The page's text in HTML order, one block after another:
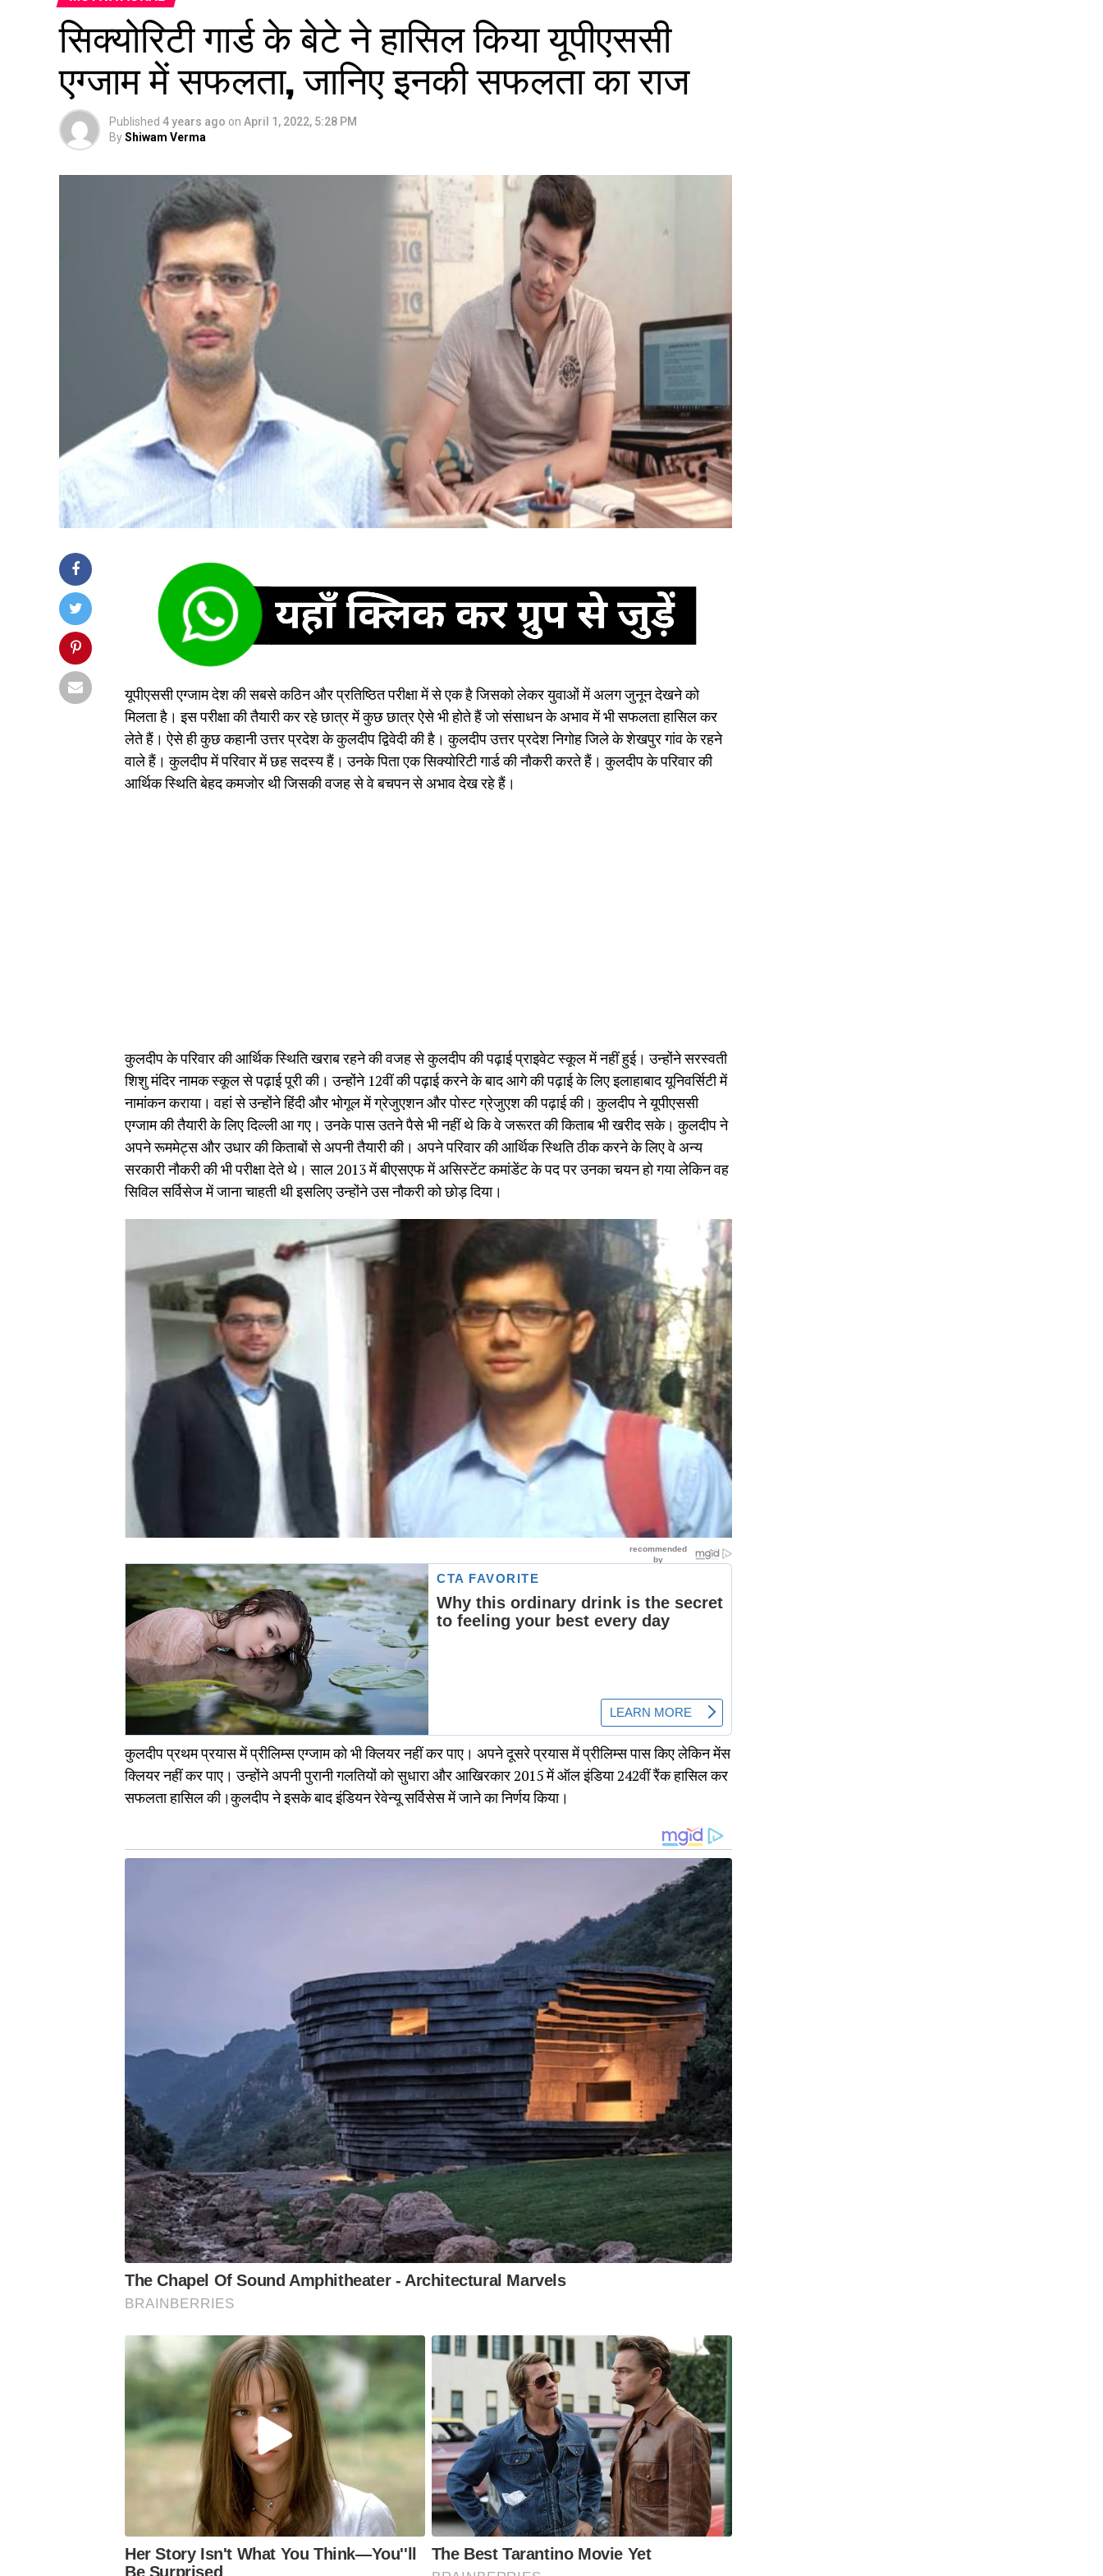
सिक्योरिटी गार्ड के बेटे ने हासिल किया यूपीएससी
एग्जाम में सफलता, जानिए इनकी सफलता का राज
Published 4 years ago on April 1, 2022, 5:28 PM
ByShiwam Verma
यूपीएससी एग्जाम देश की सबसे कठिन और प्रतिष्ठित परीक्षा में से एक है जिसको लेकर युवाओं में अलग जुनून देखने को
मिलता है। इस परीक्षा की तैयारी कर रहे छात्र में कुछ छात्र ऐसे भी होते हैं जो संसाधन के अभाव में भी सफलता हासिल कर
लेते हैं। ऐसे ही कुछ कहानी उत्तर प्रदेश के कुलदीप द्विवेदी की है। कुलदीप उत्तर प्रदेश निगोह जिले के शेखपुर गांव के रहने
वाले हैं। कुलदीप में परिवार में छह सदस्य हैं। उनके पिता एक सिक्योरिटी गार्ड की नौकरी करते हैं। कुलदीप के परिवार की
आर्थिक स्थिति बेहद कमजोर थी जिसकी वजह से वे बचपन से अभाव देख रहे हैं।
कुलदीप के परिवार की आर्थिक स्थिति खराब रहने की वजह से कुलदीप की पढ़ाई प्राइवेट स्कूल में नहीं हुई। उन्होंने सरस्वती
शिशु मंदिर नामक स्कूल से पढ़ाई पूरी की। उन्होंने 12वीं की पढ़ाई करने के बाद आगे की पढ़ाई के लिए इलाहाबाद यूनिवर्सिटी में
नामांकन कराया। वहां से उन्होंने हिंदी और भोगूल में ग्रेजुएशन और पोस्ट ग्रेजुएश की पढ़ाई की। कुलदीप ने यूपीएससी
एग्जाम की तैयारी के लिए दिल्ली आ गए। उनके पास उतने पैसे भी नहीं थे कि वे जरूरत की किताब भी खरीद सके। कुलदीप ने
अपने रूममेट्स और उधार की किताबों से अपनी तैयारी की। अपने परिवार की आर्थिक स्थिति ठीक करने के लिए वे अन्य
सरकारी नौकरी की भी परीक्षा देते थे। साल 2013 में बीएसएफ में असिस्टेंट कमांडेंट के पद पर उनका चयन हो गया लेकिन वह
सिविल सर्विसेज में जाना चाहती थी इसलिए उन्होंने उस नौकरी को छोड़ दिया।
कुलदीप प्रथम प्रयास में प्रीलिम्स एग्जाम को भी क्लियर नहीं कर पाए। अपने दूसरे प्रयास में प्रीलिम्स पास किए लेकिन मेंस
क्लियर नहीं कर पाए। उन्होंने अपनी पुरानी गलतियों को सुधारा और आखिरकार 2015 में ऑल इंडिया 242वीं रैंक हासिल कर
सफलता हासिल की।कुलदीप ने इसके बाद इंडियन रेवेन्यू सर्विसेस में जाने का निर्णय किया।